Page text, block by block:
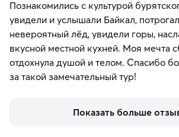
Познакомились с культурой
увидели и услышали Байкал,
невероятный лёд, увидели горы,
вкусной местной кухней. Моя мечта
отдохнула душой и телом. Спасибо
за такой замечательный тур!
Показать больше